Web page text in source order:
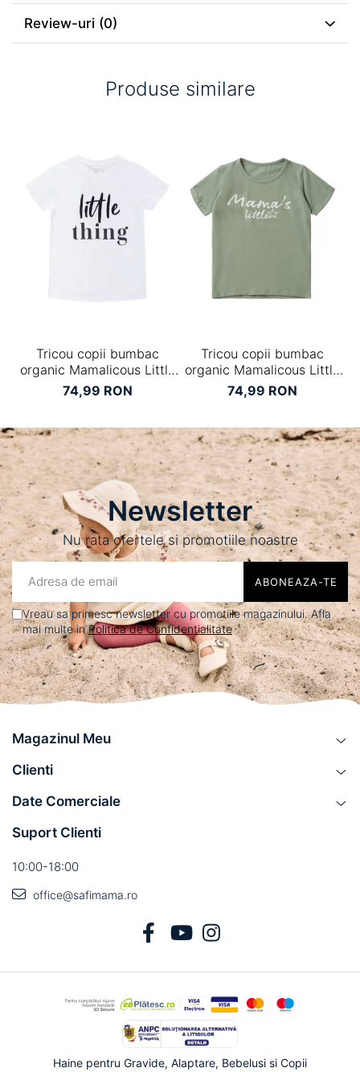
Review-uri (0)
Produse similare
Tricou copii bumbac
organic Mamalicous Little
Anora
74,99 RON
Tricou copii bumbac
organic Mamalicous Little
Lucca
74,99 RON
Newsletter
Nu rata ofertele si promotiile noastre
Vreau sa primesc newsletter cu promotiile magazinului. Afla
mai multe inPolitica de Confidentialitate
Magazinul Meu
Clienti
Date Comerciale
Suport Clienti
10:00-18:00
office@safimama.ro
Haine pentru Gravide, Alaptare, Bebelusi si Copii